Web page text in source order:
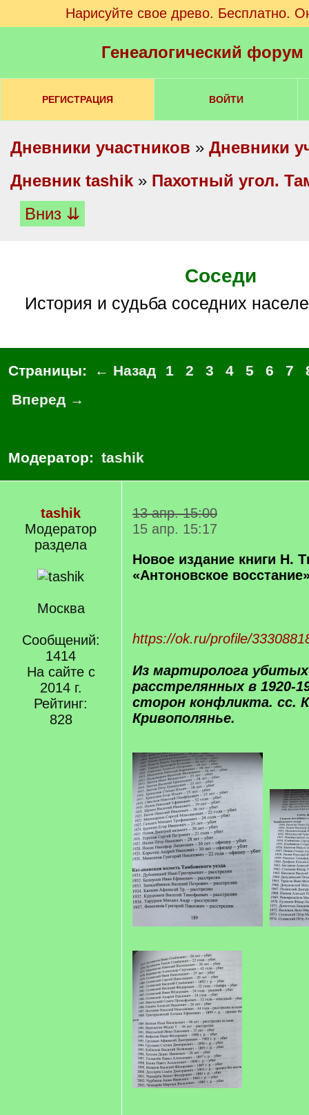
Нарисуйте свое древо. Бесплатно.
Генеалогический
РЕГИСТРАЦИЯ ВОЙТИ
Дневники участников » Дневники
Дневник tashik » Пахотный угол.
Вниз ⇊
Соседи
История и судьба соседних
Страницы: ← Назад 1 2 3 4 5 6 7
Вперед →
Модератор: tashik
tashik
Модератор
раздела
Москва
Сообщений:
1414
На сайте с
2014 г.
Рейтинг:
828
13 апр. 15:00
15 апр. 15:17
Новое издание книги Н.
«Антоновское
https://ok.ru/profile/
Из мартиролога
расстрелянных в 1920-
сторон конфликта. сс.
Кривополянье.